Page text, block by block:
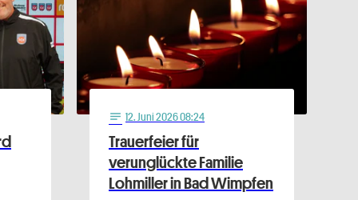
notes 12. Juni 2026 08:24
Trauerfeier für
verunglückte Familie
Lohmiller in Bad Wimpfen